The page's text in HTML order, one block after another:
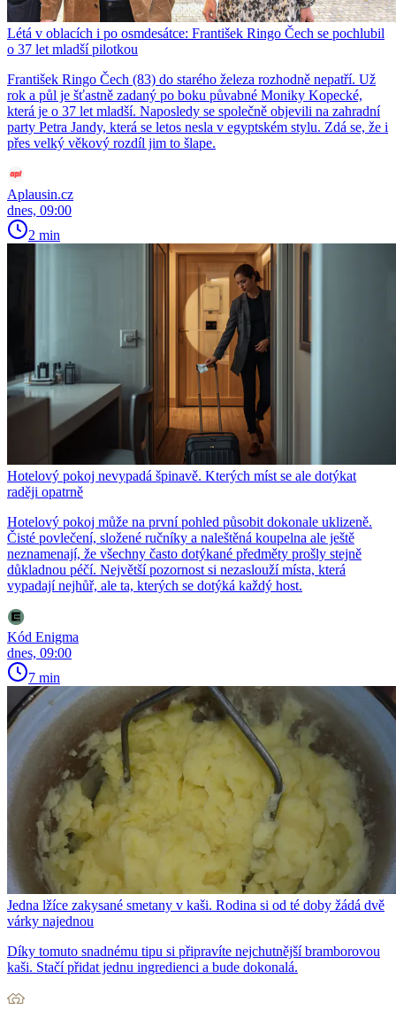
Létá v oblacích i po osmdesátce: František Ringo Čech se pochlubil
o 37 let mladší pilotkou
František Ringo Čech (83) do starého železa rozhodně nepatří. Už
rok a půl je šťastně zadaný po boku půvabné Moniky Kopecké,
která je o 37 let mladší. Naposledy se společně objevili na zahradní
party Petra Jandy, která se letos nesla v egyptském stylu. Zdá se, že i
přes velký věkový rozdíl jim to šlape.
Aplausin.cz
dnes, 09:00
2 min
Hotelový pokoj nevypadá špinavě. Kterých míst se ale dotýkat
raději opatrně
Hotelový pokoj může na první pohled působit dokonale uklizeně.
Čisté povlečení, složené ručníky a naleštěná koupelna ale ještě
neznamenají, že všechny často dotýkané předměty prošly stejně
důkladnou péčí. Největší pozornost si nezaslouží místa, která
vypadají nejhůř, ale ta, kterých se dotýká každý host.
Kód Enigma
dnes, 09:00
7 min
Jedna lžíce zakysané smetany v kaši. Rodina si od té doby žádá dvě
várky najednou
Díky tomuto snadnému tipu si připravíte nejchutnější bramborovou
kaši. Stačí přidat jednu ingredienci a bude dokonalá.